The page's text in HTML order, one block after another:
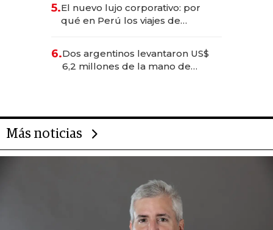
Fénix
5.El nuevo lujo corporativo: por
qué en Perú los viajes de
transformadoras
6.Dos argentinos levantaron US$
6,2 millones de la mano de
Más noticias